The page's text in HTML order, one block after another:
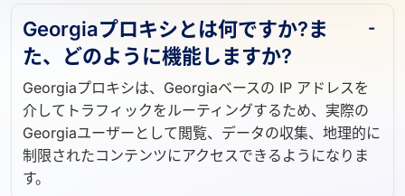
Georgiaプロキシとは何ですか?ま
た、どのように機能しますか?
Georgiaプロキシは、Georgiaベースの IP アドレスを
介してトラフィックをルーティングするため、実際の
Georgiaユーザーとして閲覧、データの収集、地理的に
制限されたコンテンツにアクセスできるようになりま
す。